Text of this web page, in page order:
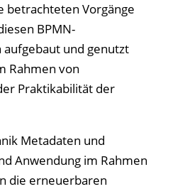
betrachteten Vorgänge
BPMN-
und genutzt
Rahmen von
Praktikabilität der
Metadaten und
Anwendung im Rahmen
die erneuerbaren